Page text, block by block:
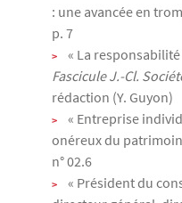
: une avancée en
p. 7
« La
Fascicule J.-Cl.
rédaction (Y. Guyon)
« Entreprise
onéreux du
n° 02.6
« Président du